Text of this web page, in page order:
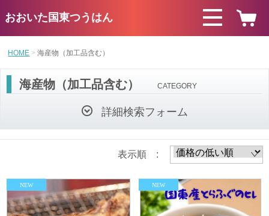
おおいた国東つうはん
HOME 海産物（加工品含む）
海産物（加工品含む） CATEGORY
詳細検索フォーム
表示順 :